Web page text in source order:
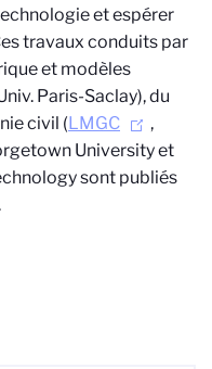
et espérer
travaux conduits par
et modèles
Paris-Saclay), du
civil (LMGC
,
University et
sont publiés